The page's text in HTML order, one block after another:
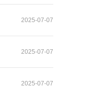
2025-07-07
2025-07-07
2025-07-07